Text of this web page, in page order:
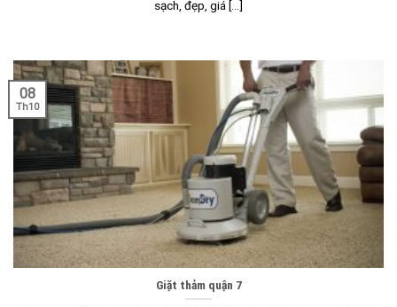
sạch, đẹp, giá [...]
Giặt thảm quận 7
08
Th10